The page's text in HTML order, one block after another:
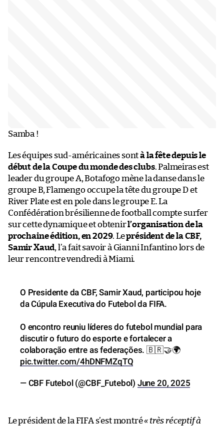
Samba !
Les équipes sud-américaines sontà la fête depuis le
début de la Coupe du monde des clubs. Palmeiras est
leader du groupe A, Botafogo mène la danse dans le
groupe B, Flamengo occupe la tête du groupe D et
River Plate est en pole dans le groupe E. La
Confédération brésilienne de football compte surfer
sur cette dynamique et obtenirl’organisation de la
prochaine édition, en 2029. Leprésident de la CBF,
Samir Xaud, l’a fait savoir à Gianni Infantino lors de
leur rencontre vendredi à Miami.
O Presidente da CBF, Samir Xaud, participou hoje
da Cúpula Executiva do Futebol da FIFA.
O encontro reuniu líderes do futebol mundial para
discutir o futuro do esporte e fortalecer a
colaboração entre as federações. 🇧🇷🤝🌍
pic.twitter.com/4hDNFMZqTQ
— CBF Futebol (@CBF_Futebol) June 20, 2025
Le président de la FIFA s’est montré« très réceptif à